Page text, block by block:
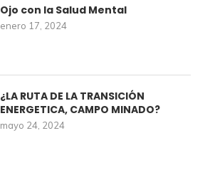
Ojo con la Salud Mental
enero 17, 2024
¿LA RUTA DE LA TRANSICIÓN
ENERGETICA, CAMPO MINADO?
mayo 24, 2024